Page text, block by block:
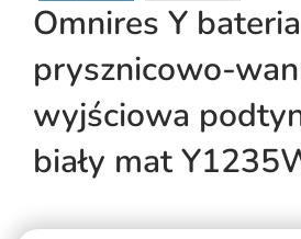
Omnires Y bateria
prysznicowo-
wyjściowa
biały mat